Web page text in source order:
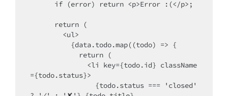
={todo.status}>